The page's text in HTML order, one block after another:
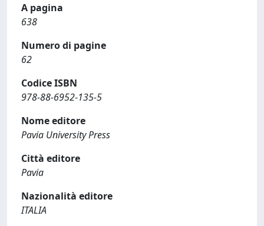
A pagina
638
Numero di pagine
62
Codice ISBN
978-88-6952-135-5
Nome editore
Pavia University Press
Città editore
Pavia
Nazionalità editore
ITALIA